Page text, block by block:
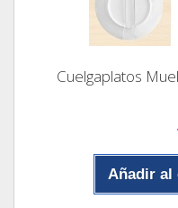
Cuelgaplatos
Añadir al